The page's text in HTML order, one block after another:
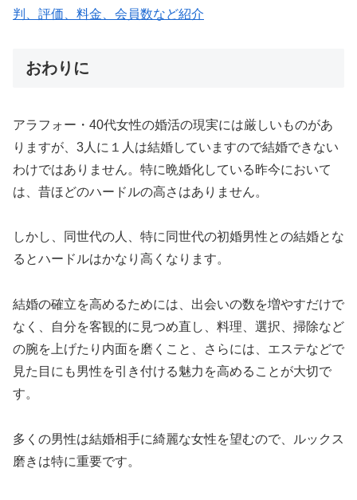
判、評価、料金、会員数など紹介
おわりに
アラフォー・40代女性の婚活の現実には厳しいものがあ
りますが、3人に１人は結婚していますので結婚できない
わけではありません。特に晩婚化している昨今において
は、昔ほどのハードルの高さはありません。
しかし、同世代の人、特に同世代の初婚男性との結婚とな
るとハードルはかなり高くなります。
結婚の確立を高めるためには、出会いの数を増やすだけで
なく、自分を客観的に見つめ直し、料理、選択、掃除など
の腕を上げたり内面を磨くこと、さらには、エステなどで
見た目にも男性を引き付ける魅力を高めることが大切で
す。
多くの男性は結婚相手に綺麗な女性を望むので、ルックス
磨きは特に重要です。